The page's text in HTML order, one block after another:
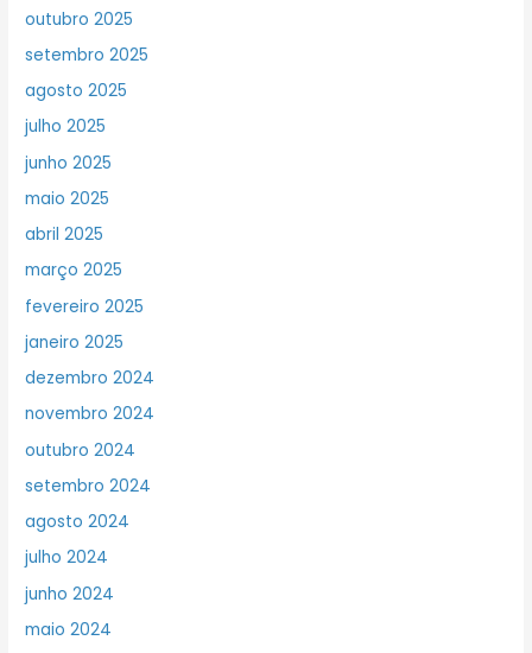
outubro 2025
setembro 2025
agosto 2025
julho 2025
junho 2025
maio 2025
abril 2025
março 2025
fevereiro 2025
janeiro 2025
dezembro 2024
novembro 2024
outubro 2024
setembro 2024
agosto 2024
julho 2024
junho 2024
maio 2024